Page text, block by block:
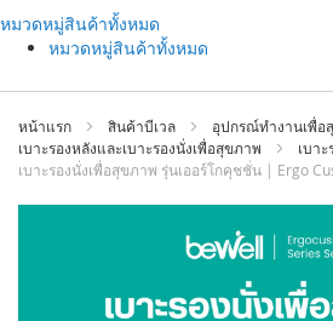
ที่
เนื้อหา
หมวดหมู่สินค้าทั้งหมด
หมวดหมู่สินค้าทั้งหมด
หน้าแรก สินค้าบีเวล
อุปกรณ์ทำงานเพื่อ
เบาะรองหลังและเบาะรองนั่งเพื่อสุขภาพ
เบา
เบาะรองนั่งเพื่อสุขภาพ รุ่นเออร์โกคุชชั่น | Ergo